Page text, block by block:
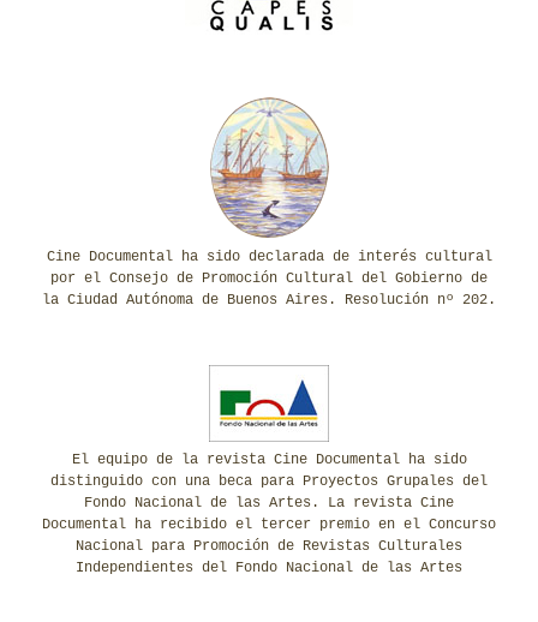
Cine Documental ha sido declarada de interés cultural
por el Consejo de Promoción Cultural del Gobierno de
la Ciudad Autónoma de Buenos Aires. Resolución nº 202.
El equipo de la revista Cine Documental ha sido
distinguido con una beca para Proyectos Grupales del
Fondo Nacional de las Artes. La revista Cine
Documental ha recibido el tercer premio en el Concurso
Nacional para Promoción de Revistas Culturales
Independientes del Fondo Nacional de las Artes